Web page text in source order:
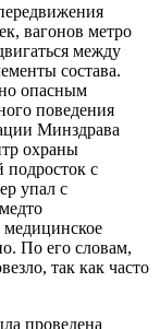
вагонов метро
между
состава.
опасным
поведения
Минздрава
охраны
подросток с
упал с
По его словам,
так как часто
проведена